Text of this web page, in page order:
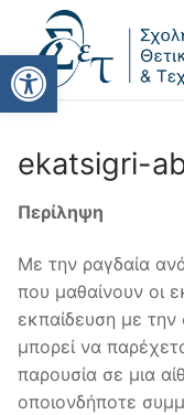
Ανοίξτε
ekatsigri-
Περίληψη
Με την ραγδαία
που μαθαίνουν οι
εκπαίδευση με
μπορεί να
παρουσία σε μια
οποιονδήποτε